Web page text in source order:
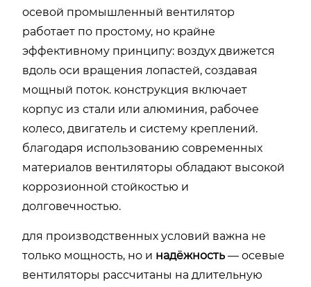
осевой промышленный вентилятор
работает по простому, но крайне
эффективному принципу: воздух движется
вдоль оси вращения лопастей, создавая
мощный поток. конструкция включает
корпус из стали или алюминия, рабочее
колесо, двигатель и систему креплений.
благодаря использованию современных
материалов вентиляторы обладают высокой
коррозионной стойкостью и
долговечностью.
для производственных условий важна не
только мощность, но и надёжность — осевые
вентиляторы рассчитаны на длительную